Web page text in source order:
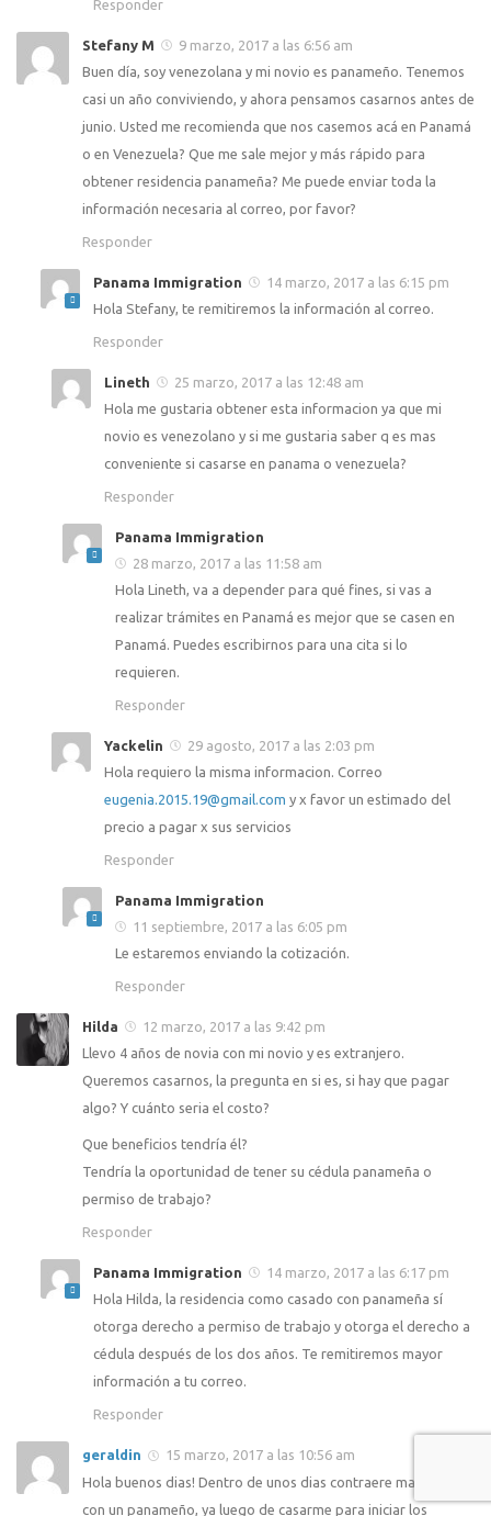
Responder
Stefany M
9 marzo, 2017 a las 6:56 am
Buen día, soy venezolana y mi novio es panameño. Tenemos
casi un año conviviendo, y ahora pensamos casarnos antes de
junio. Usted me recomienda que nos casemos acá en Panamá
o en Venezuela? Que me sale mejor y más rápido para
obtener residencia panameña? Me puede enviar toda la
información necesaria al correo, por favor?
Responder
Panama Immigration
14 marzo, 2017 a las 6:15 pm
Hola Stefany, te remitiremos la información al correo.
Responder
Lineth
25 marzo, 2017 a las 12:48 am
Hola me gustaria obtener esta informacion ya que mi
novio es venezolano y si me gustaria saber q es mas
conveniente si casarse en panama o venezuela?
Responder
Panama Immigration
28 marzo, 2017 a las 11:58 am
Hola Lineth, va a depender para qué fines, si vas a
realizar trámites en Panamá es mejor que se casen en
Panamá. Puedes escribirnos para una cita si lo
requieren.
Responder
Yackelin
29 agosto, 2017 a las 2:03 pm
Hola requiero la misma informacion. Correo
eugenia.2015.19@gmail.com y x favor un estimado del
precio a pagar x sus servicios
Responder
Panama Immigration
11 septiembre, 2017 a las 6:05 pm
Le estaremos enviando la cotización.
Responder
Hilda
12 marzo, 2017 a las 9:42 pm
Llevo 4 años de novia con mi novio y es extranjero.
Queremos casarnos, la pregunta en si es, si hay que pagar
algo? Y cuánto seria el costo?
Que beneficios tendría él?
Tendría la oportunidad de tener su cédula panameña o
permiso de trabajo?
Responder
Panama Immigration
14 marzo, 2017 a las 6:17 pm
Hola Hilda, la residencia como casado con panameña sí
otorga derecho a permiso de trabajo y otorga el derecho a
cédula después de los dos años. Te remitiremos mayor
información a tu correo.
Responder
geraldin
15 marzo, 2017 a las 10:56 am
Hola buenos dias! Dentro de unos dias contraere matrimonio
con un panameño, ya luego de casarme para iniciar los